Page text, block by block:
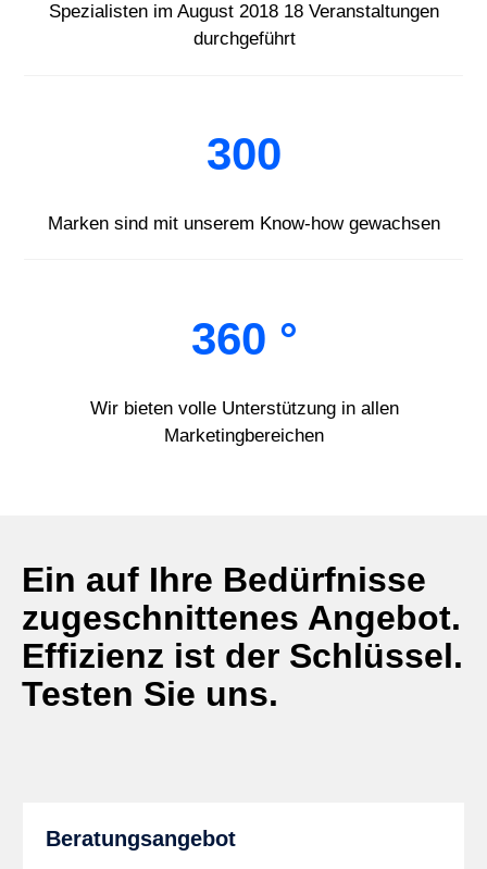
Spezialisten im August 2018 18 Veranstaltungen
durchgeführt
300
Marken sind mit unserem Know-how gewachsen
360 °
Wir bieten volle Unterstützung in allen
Marketingbereichen
Ein auf Ihre Bedürfnisse
zugeschnittenes Angebot.
Effizienz ist der Schlüssel.
Testen Sie uns.
Beratungsangebot